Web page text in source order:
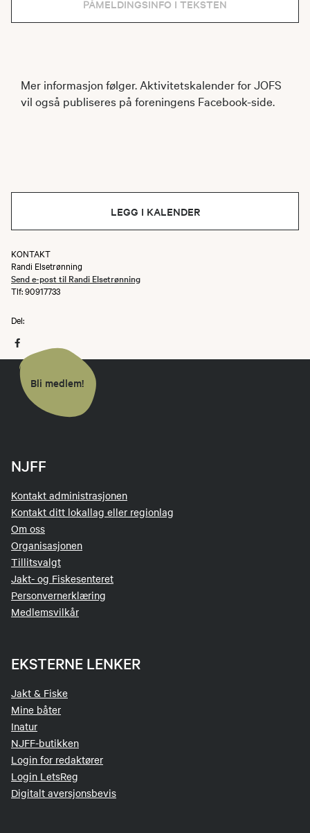
PÅMELDINGSINFO I TEKSTEN
Mer informasjon følger. Aktivitetskalender for JOFS
vil også publiseres på foreningens Facebook-side.
LEGG I KALENDER
KONTAKT
Randi Elsetrønning
Send e-post til Randi Elsetrønning
Tlf: 90917733
Del:
Bli medlem!
NJFF
Kontakt administrasjonen
Kontakt ditt lokallag eller regionlag
Om oss
Organisasjonen
Tillitsvalgt
Jakt- og Fiskesenteret
Personvernerklæring
Medlemsvilkår
EKSTERNE LENKER
Jakt & Fiske
Mine båter
Inatur
NJFF-butikken
Login for redaktører
Login LetsReg
Digitalt aversjonsbevis